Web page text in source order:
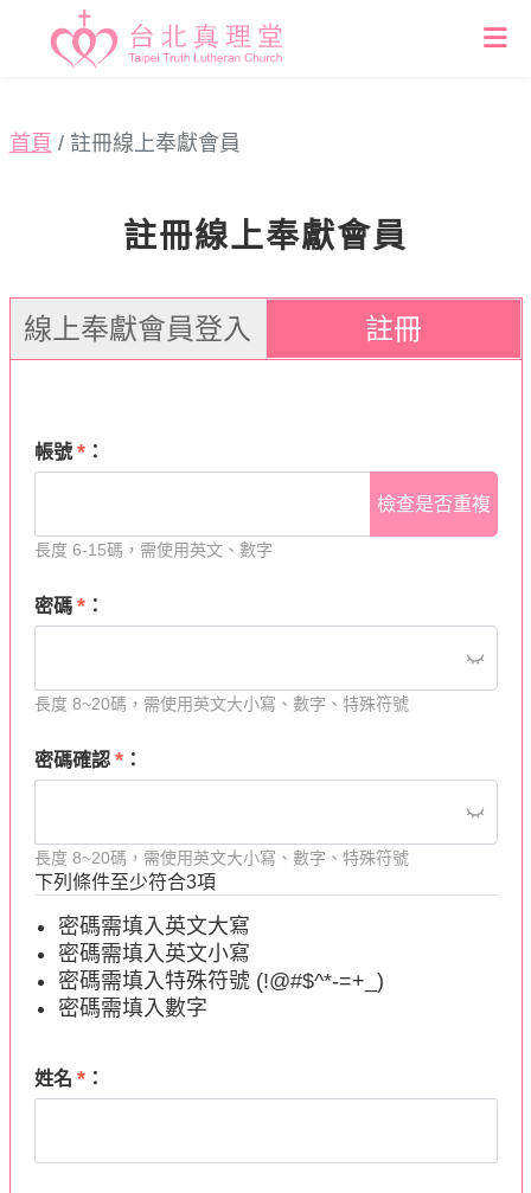
首頁 註冊線上奉獻會員
註冊線上奉獻會員
線上奉獻會員登入 註冊
帳號*：
檢查是否重複
長度 6-15碼，需使用英文、數字
密碼 *：
長度 8~20碼，需使用英文大小寫、數字、特殊符號
密碼確認 *：
長度 8~20碼，需使用英文大小寫、數字、特殊符號
下列條件至少符合3項
密碼需填入英文大寫
密碼需填入英文小寫
密碼需填入特殊符號 (!@#$^*-=+_)
密碼需填入數字
姓名 *：